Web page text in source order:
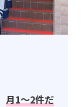
月1〜2件だ